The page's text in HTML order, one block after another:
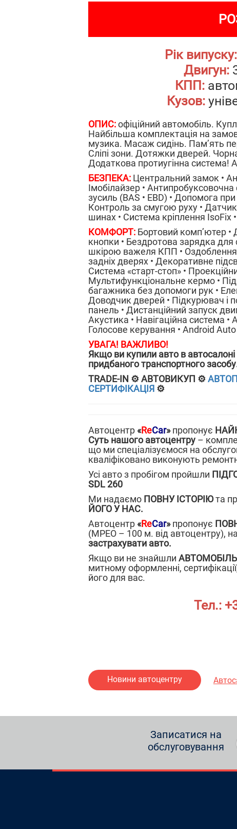
Рік випуску:
Двигун:
КПП:
Кузов:
ОПИС:офіційний автомобіль.
Найбільша комплектація на
музика. Масаж сидінь. Пам’ять
Сліпі зони. Дотяжки дверей.
Додаткова протиугінна система!
БЕЗПЕКА: Центральний замок •
Імобілайзер • Антипробуксовочна
зусиль (BAS • EBD) • Допомога
Контроль за смугою руху •
шинах • Система кріплення IsoFix
КОМФОРТ: Бортовий комп’ютер •
кнопки • Бездротова зарядка
шкірою важеля КПП • Оздоблення
задніх дверях • Декоративне
Система «старт-стоп» •
Мультифункціональне кермо •
багажника без допомоги рук •
Доводчик дверей • Підкурювач і
панель • Дистанційний запуск
Акустика • Навігаційна система •
Голосове керування • Android
УВАГА! ВАЖЛИВО!
Якщо ви купили авто в автосалоні
придбаного транспортного
ТRADE-IN ⚙️ АВТОВИКУП ⚙️
СЕРТИФІКАЦІЯ ⚙️
Автоцентр «ReCar»пропонує
Суть нашого автоцентру –
що ми спеціалізуємося на
кваліфіковано виконують
Усі авто з пробігом пройшли
SDL 260
Ми надаємо ПОВНУ ІСТОРІЮта
ЙОГО У НАС.
Автоцентр «ReCar»пропонує
(МРЕО – 100 м. від автоцентру),
застрахувати авто.
Якщо ви не знайшли АВТОМОБІЛЬ
митному оформленні,
його для вас.
Тел.:
Новини автоцентру
Записатися на
обслуговування